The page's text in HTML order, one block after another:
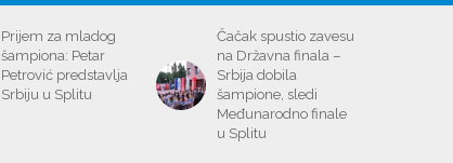
Prijem za mladog
šampiona: Petar
Petrović predstavlja
Srbiju u Splitu
Čačak spustio zavesu
na Državna finala –
Srbija dobila
šampione, sledi
Međunarodno finale
u Splitu